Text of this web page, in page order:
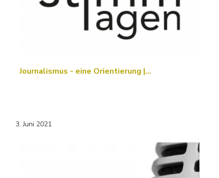
Journalismus - eine Orientierung |…
3. Juni 2021